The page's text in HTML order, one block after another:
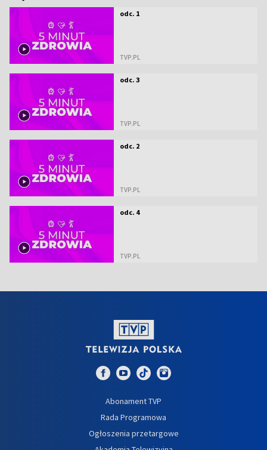
odc. 1
TVP.PL
odc. 3
TVP.PL
odc. 2
TVP.PL
odc. 4
TVP.PL
Abonament TVP
Rada Programowa
Ogłoszenia przetargowe